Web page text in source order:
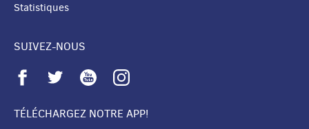
Statistiques
SUIVEZ-NOUS
TÉLÉCHARGEZ NOTRE APP!